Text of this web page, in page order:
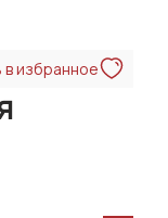
в избранное